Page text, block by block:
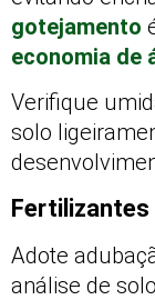
gotejamento
economia de
Verifique
solo
Fertilizantes
Adote
análise de